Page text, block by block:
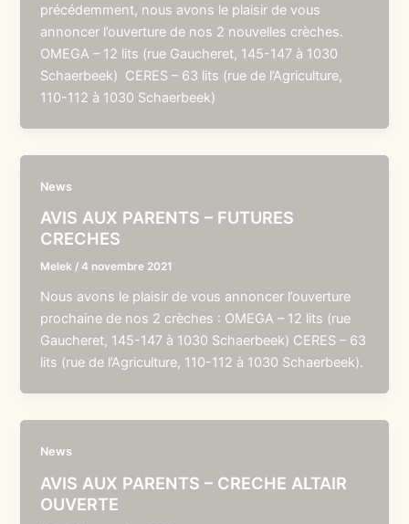
précédemment, nous avons le plaisir de vous
annoncer l’ouverture de nos 2 nouvelles crèches.
OMEGA – 12 lits (rue Gaucheret, 145-147 à 1030
Schaerbeek) CERES – 63 lits (rue de l’Agriculture,
110-112 à 1030 Schaerbeek)
News
AVIS AUX PARENTS – FUTURES
CRECHES
Melek /4 novembre 2021
Nous avons le plaisir de vous annoncer l’ouverture
prochaine de nos 2 crèches : OMEGA – 12 lits (rue
Gaucheret, 145-147 à 1030 Schaerbeek) CERES – 63
lits (rue de l’Agriculture, 110-112 à 1030 Schaerbeek).
News
AVIS AUX PARENTS – CRECHE ALTAIR
OUVERTE